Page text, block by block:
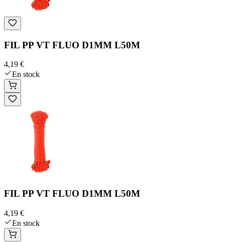
FIL PP VT FLUO D1MM L50M
4,19 €
En stock
FIL PP VT FLUO D1MM L50M
4,19 €
En stock